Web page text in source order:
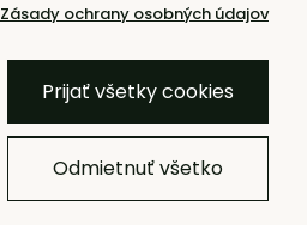
Zásady ochrany osobných údajov
Prijať všetky cookies
Odmietnuť všetko